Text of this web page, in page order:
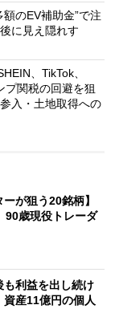
額のEV補助金”で注
に見え隠れす
、TikTok、
関税の回避を狙
入・土地取得への
ーが狙う20銘柄】
90歳現役トレーダ
も利益を出し続け
資産11億円の個人